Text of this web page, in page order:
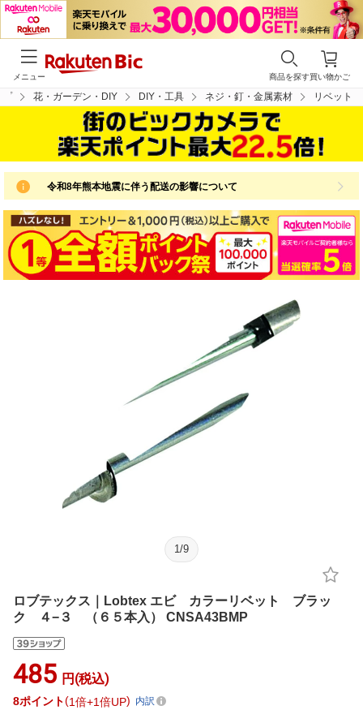
買い物かご
商品を探す
メニュー
プ 花・ガーデン・DIY DIY・工具 ネジ・釘・金属素材 リベット
令和8年熊本地震に伴う配送の影響について
1 /9
ロブテックス｜Lobtex エビ カラーリベット ブラッ
ク ４−３ （６５本入） CNSA43BMP
485 円(税込)
8ポイント 1倍 1倍UP
内訳